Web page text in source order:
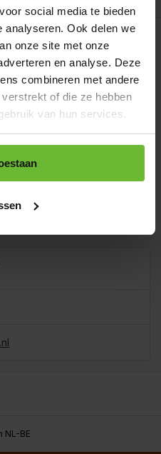
social media te bieden
analyseren. Ook delen we
onze site met onze
en analyse. Deze
combineren met andere
of die ze hebben
van hun services.
besteld, dezelfde dag
€4,11
Totaal:€4,11
Totaal:€12,75
Totaal: €204,00
NL-BE